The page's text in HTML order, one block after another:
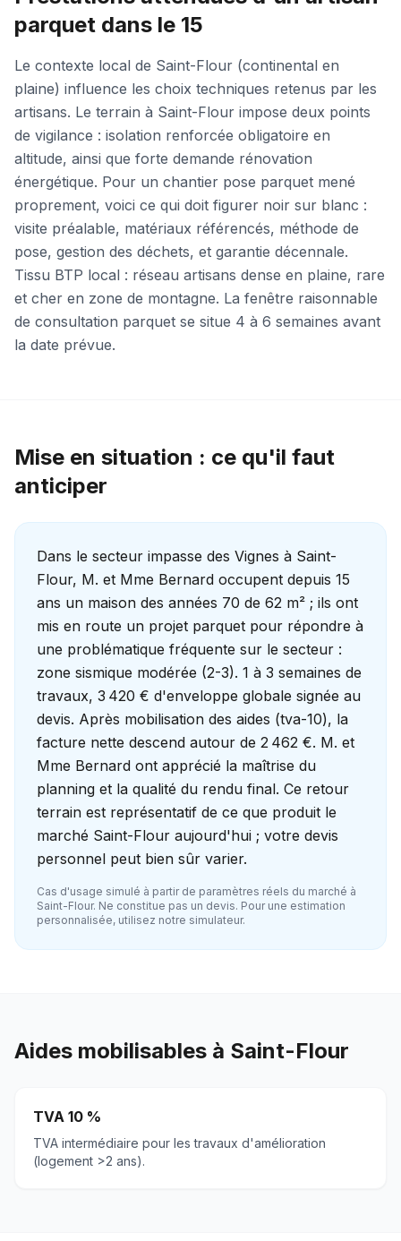
parquet dans le 15
Le contexte local de Saint-Flour (continental en
plaine) influence les choix techniques retenus par les
artisans. Le terrain à Saint-Flour impose deux points
de vigilance : isolation renforcée obligatoire en
altitude, ainsi que forte demande rénovation
énergétique. Pour un chantier pose parquet mené
proprement, voici ce qui doit figurer noir sur blanc :
visite préalable, matériaux référencés, méthode de
pose, gestion des déchets, et garantie décennale.
Tissu BTP local : réseau artisans dense en plaine, rare
et cher en zone de montagne. La fenêtre raisonnable
de consultation parquet se situe 4 à 6 semaines avant
la date prévue.
Mise en situation : ce qu'il faut
anticiper
Dans le secteur impasse des Vignes à Saint-
Flour, M. et Mme Bernard occupent depuis 15
ans un maison des années 70 de 62 m² ; ils ont
mis en route un projet parquet pour répondre à
une problématique fréquente sur le secteur :
zone sismique modérée (2-3). 1 à 3 semaines de
travaux, 3 420 € d'enveloppe globale signée au
devis. Après mobilisation des aides (tva-10), la
facture nette descend autour de 2 462 €. M. et
Mme Bernard ont apprécié la maîtrise du
planning et la qualité du rendu final. Ce retour
terrain est représentatif de ce que produit le
marché Saint-Flour aujourd'hui ; votre devis
personnel peut bien sûr varier.
Cas d'usage simulé à partir de paramètres réels du marché à
Saint-Flour. Ne constitue pas un devis. Pour une estimation
personnalisée, utilisez notre simulateur.
Aides mobilisables à Saint-Flour
TVA 10 %
TVA intermédiaire pour les travaux d'amélioration
(logement >2 ans).